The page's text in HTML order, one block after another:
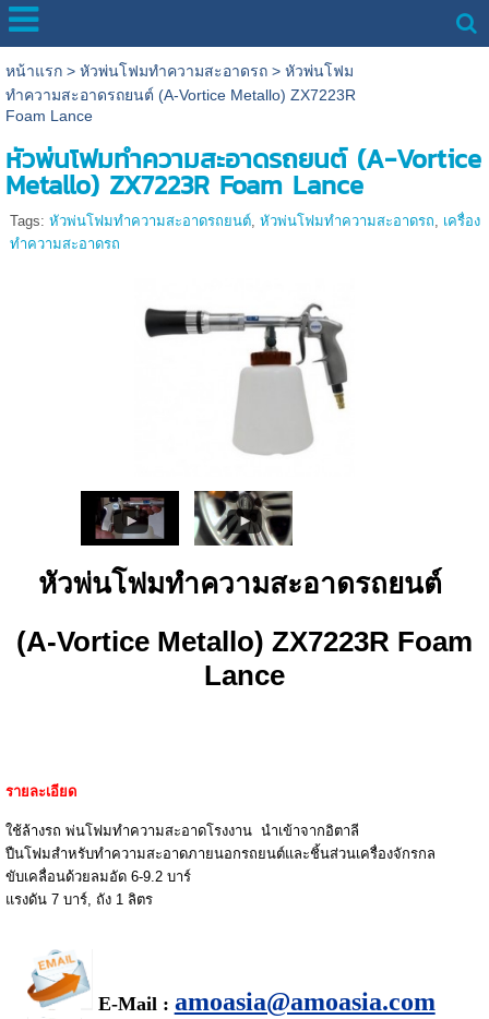
หน้าแรก> หัวพ่นโฟมทำความสะอาดรถ> หัวพ่นโฟม
ทำความสะอาดรถยนต์ (A-Vortice Metallo) ZX7223R
Foam Lance
หัวพ่นโฟมทำความสะอาดรถยนต์ (A-Vortice
Metallo) ZX7223R Foam Lance
Tags: หัวพ่นโฟมทำความสะอาดรถยนต์, หัวพ่นโฟมทำความสะอาดรถ, เครื่อง
ทำความสะอาดรถ
หัวพ่นโฟมทำความสะอาดรถยนต์
(A-Vortice Metallo) ZX7223R Foam
Lance
รายละเอียด
ใช้ล้างรถ พ่นโฟมทำความสะอาดโรงงาน นำเข้าจากอิตาลี
ปืนโฟมสำหรับทำความสะอาดภายนอกรถยนต์และชิ้นส่วนเครื่องจักรกล
ขับเคลื่อนด้วยลมอัด 6-9.2 บาร์
แรงดัน 7 บาร์, ถัง 1 ลิตร
E-Mail : amoasia@amoasia.com